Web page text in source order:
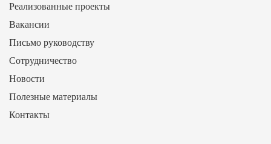
Реализованные проекты
Вакансии
Письмо руководству
Сотрудничество
Новости
Полезные материалы
Контакты